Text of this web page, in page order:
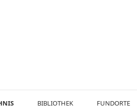
BIBLIOTHEK FUNDORTE